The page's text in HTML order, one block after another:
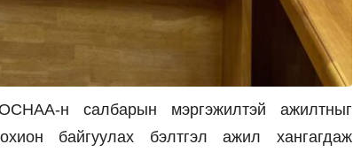
н салбарын мэргэжилтэй ажилтныг
байгуулах бэлтгэл ажил хангагдаж